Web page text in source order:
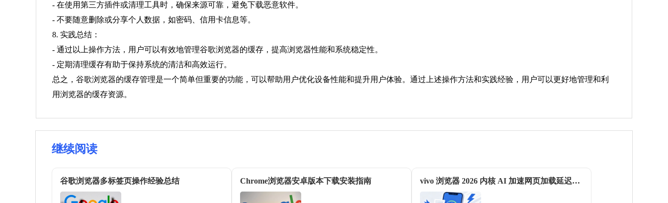
- 在使用第三方插件或清理工具时，确保来源可靠，避免下载恶意软件。
- 不要随意删除或分享个人数据，如密码、信用卡信息等。
8. 实践总结：
- 通过以上操作方法，用户可以有效地管理谷歌浏览器的缓存，提高浏览器性能和系统稳定性。
- 定期清理缓存有助于保持系统的清洁和高效运行。
总之，谷歌浏览器的缓存管理是一个简单但重要的功能，可以帮助用户优化设备性能和提升用户体验。通过上述操作方法和实践经验，用户可以更好地管理和利
用浏览器的缓存资源。
继续阅读
谷歌浏览器多标签页操作经验总结 Chrome浏览器安卓版本下载安装指南 vivo 浏览器 2026 内核 AI 加速网页加载延迟大幅降低